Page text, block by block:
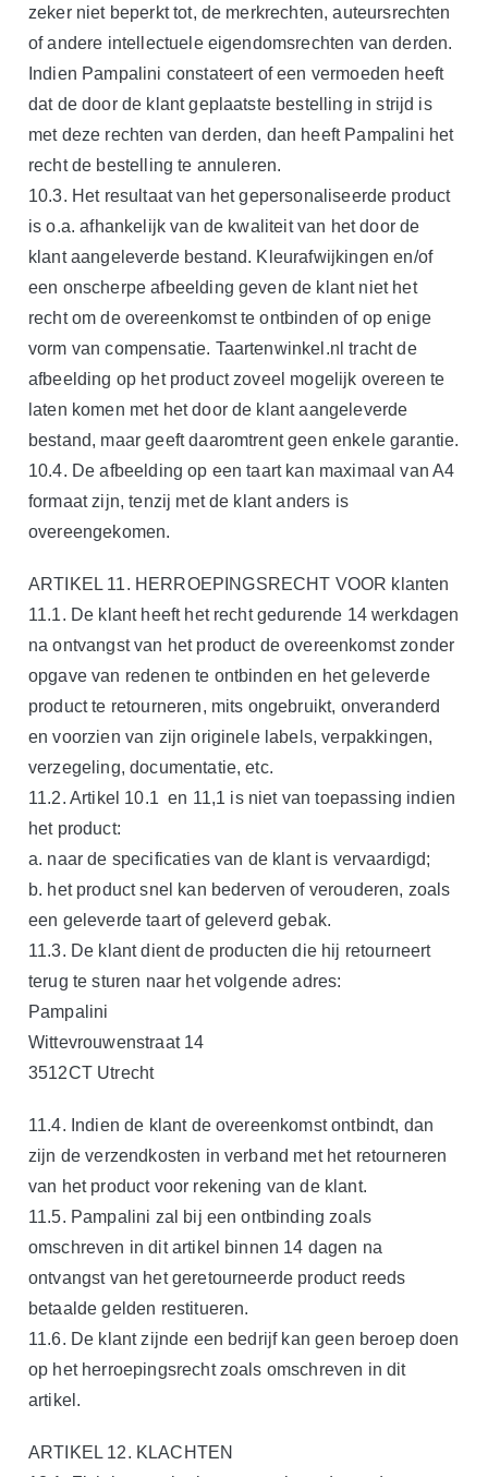
zeker niet beperkt tot, de merkrechten, auteursrechten
of andere intellectuele eigendomsrechten van derden.
Indien Pampalini constateert of een vermoeden heeft
dat de door de klant geplaatste bestelling in strijd is
met deze rechten van derden, dan heeft Pampalini het
recht de bestelling te annuleren.
10.3. Het resultaat van het gepersonaliseerde product
is o.a. afhankelijk van de kwaliteit van het door de
klant aangeleverde bestand. Kleurafwijkingen en/of
een onscherpe afbeelding geven de klant niet het
recht om de overeenkomst te ontbinden of op enige
vorm van compensatie. Taartenwinkel.nl tracht de
afbeelding op het product zoveel mogelijk overeen te
laten komen met het door de klant aangeleverde
bestand, maar geeft daaromtrent geen enkele garantie.
10.4. De afbeelding op een taart kan maximaal van A4
formaat zijn, tenzij met de klant anders is
overeengekomen.
ARTIKEL 11. HERROEPINGSRECHT VOOR klanten
11.1. De klant heeft het recht gedurende 14 werkdagen
na ontvangst van het product de overeenkomst zonder
opgave van redenen te ontbinden en het geleverde
product te retourneren, mits ongebruikt, onveranderd
en voorzien van zijn originele labels, verpakkingen,
verzegeling, documentatie, etc.
11.2. Artikel 10.1 en 11,1 is niet van toepassing indien
het product:
a. naar de specificaties van de klant is vervaardigd;
b. het product snel kan bederven of verouderen, zoals
een geleverde taart of geleverd gebak.
11.3. De klant dient de producten die hij retourneert
terug te sturen naar het volgende adres:
Pampalini
Wittevrouwenstraat 14
3512CT Utrecht
11.4. Indien de klant de overeenkomst ontbindt, dan
zijn de verzendkosten in verband met het retourneren
van het product voor rekening van de klant.
11.5. Pampalini zal bij een ontbinding zoals
omschreven in dit artikel binnen 14 dagen na
ontvangst van het geretourneerde product reeds
betaalde gelden restitueren.
11.6. De klant zijnde een bedrijf kan geen beroep doen
op het herroepingsrecht zoals omschreven in dit
artikel.
ARTIKEL 12. KLACHTEN